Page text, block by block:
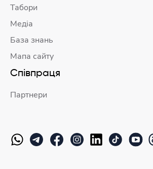
Табори
Медіа
База знань
Мапа сайту
Співпраця
Партнери